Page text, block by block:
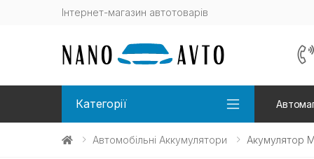
Інтернет-магазин автотоварів
Категорії
Автомобільні Аккумулятори Акумулятор